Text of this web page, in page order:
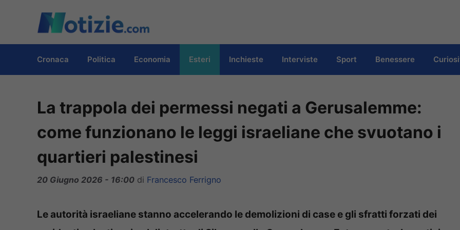
contenuto
Cronaca Politica Economia Esteri Inchieste Interviste Sport Benessere
La trappola dei permessi negati a Gerusalemme:
come funzionano le leggi israeliane che svuotano i
quartieri palestinesi
20 Giugno 2026 - 16:00 di Francesco Ferrigno
Le autorità israeliane stanno accelerando le demolizioni di case e gli sfratti forzati dei